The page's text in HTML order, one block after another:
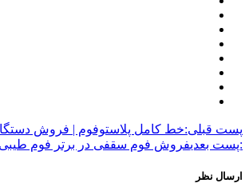
پست قبلی:خط کامل پلاستوفوم | فروش
:پست بعدیفروش فوم سقفی در برتر فوم طیبی
ارسال نظر